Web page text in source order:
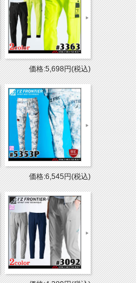
価格:5,698円(税込)
価格:6,545円(税込)